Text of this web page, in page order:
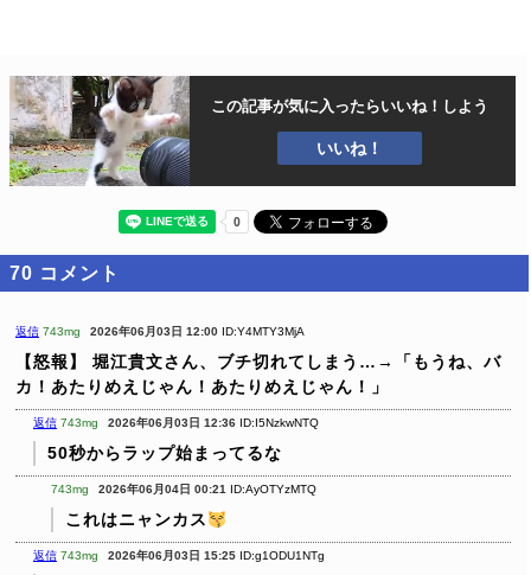
この記事が気に入ったらいいね！しよう
いいね！
70 コメント
返信 743mg 2026年06月03日 12:00 ID:Y4MTY3MjA
【怒報】 堀江貴文さん、ブチ切れてしまう…→「もうね、バ
カ！あたりめえじゃん！あたりめえじゃん！」
返信 743mg 2026年06月03日 12:36 ID:I5NzkwNTQ
50秒からラップ始まってるな
743mg 2026年06月04日 00:21 ID:AyOTYzMTQ
これはニャンカス
返信 743mg 2026年06月03日 15:25 ID:g1ODU1NTg